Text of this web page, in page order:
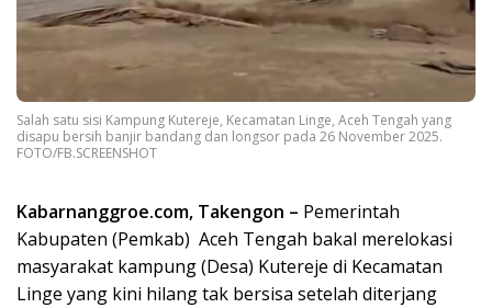
Salah satu sisi Kampung Kutereje, Kecamatan Linge, Aceh Tengah yang
disapu bersih banjir bandang dan longsor pada 26 November 2025.
FOTO/FB.SCREENSHOT
Kabarnanggroe.com, Takengon – Pemerintah
Kabupaten (Pemkab) Aceh Tengah bakal merelokasi
masyarakat kampung (Desa) Kutereje di Kecamatan
Linge yang kini hilang tak bersisa setelah diterjang